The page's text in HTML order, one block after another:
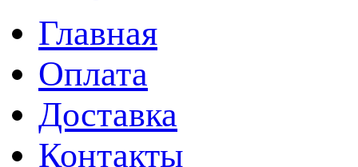
Главная
Оплата
Доставка
Контакты